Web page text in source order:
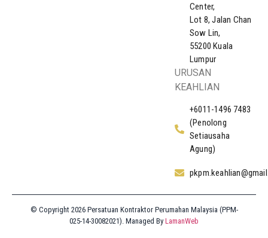
Center,
Lot 8, Jalan Chan
Sow Lin,
55200 Kuala
Lumpur
URUSAN
KEAHLIAN
+6011-1496 7483
(Penolong
Setiausaha
Agung)
© Copyright 2026 Persatuan Kontraktor Perumahan Malaysia (PPM-
025-14-30082021). Managed By LamanWeb